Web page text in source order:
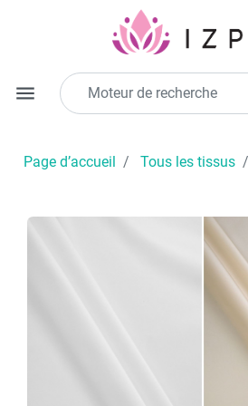
menu
Page d’accueil Tous les tissus